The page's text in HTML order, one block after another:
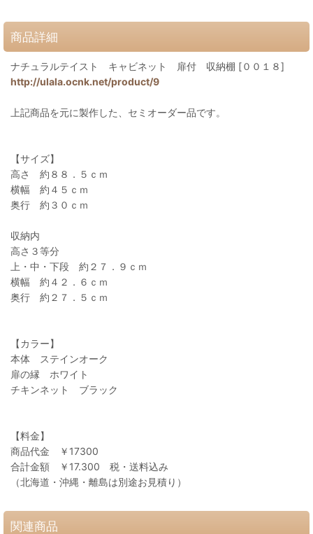
商品詳細
ナチュラルテイスト キャビネット 扉付 収納棚 [００１８]
http://ulala.ocnk.net/product/9
上記商品を元に製作した、セミオーダー品です。
【サイズ】
高さ 約８８．５ｃｍ
横幅 約４５ｃｍ
奥行 約３０ｃｍ
収納内
高さ３等分
上・中・下段 約２７．９ｃｍ
横幅 約４２．６ｃｍ
奥行 約２７．５ｃｍ
【カラー】
本体 ステインオーク
扉の縁 ホワイト
チキンネット ブラック
【料金】
商品代金 ￥17300
合計金額 ￥17.300 税・送料込み
（北海道・沖縄・離島は別途お見積り）
関連商品